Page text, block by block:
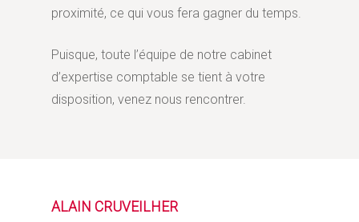
proximité, ce qui vous fera gagner du temps.
Puisque, toute l’équipe de notre cabinet
d’expertise comptable se tient à votre
disposition, venez nous rencontrer.
ALAIN CRUVEILHER